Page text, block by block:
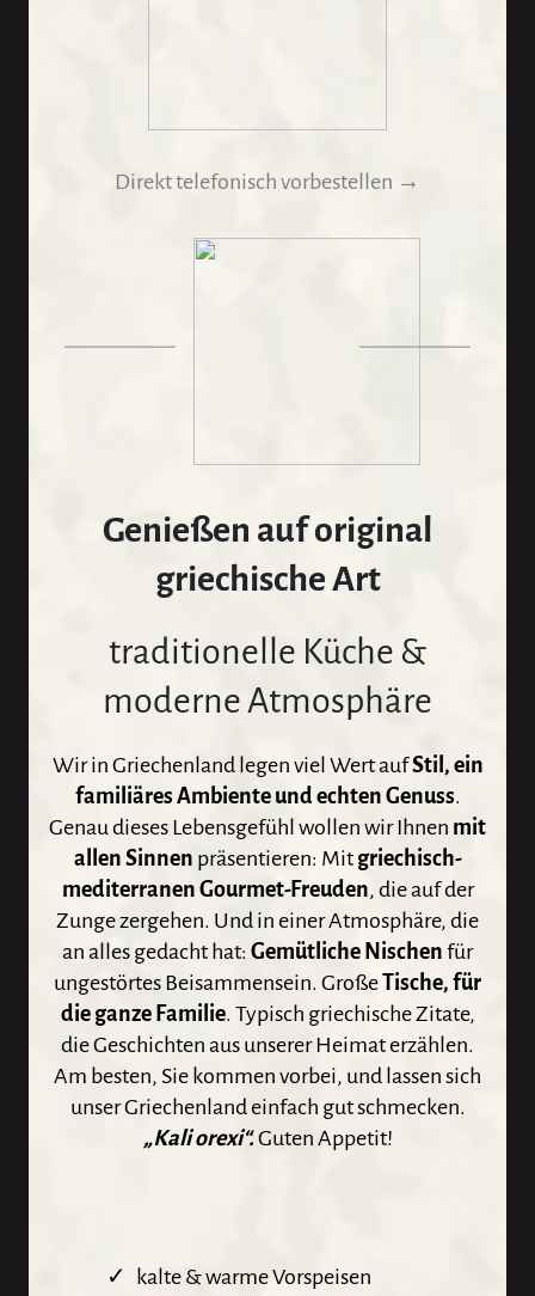
Direkt telefonisch vorbestellen →
Genießen auf original
griechische Art
traditionelle Küche &
moderne Atmosphäre
Wir in Griechenland legen viel Wert aufStil, ein
familiäres Ambiente und echten Genuss.
Genau dieses Lebensgefühl wollen wir Ihnen mit
allen Sinnen präsentieren: Mit griechisch-
mediterranen Gourmet-Freuden, die auf der
Zunge zergehen. Und in einer Atmosphäre, die
an alles gedacht hat: Gemütliche Nischen für
ungestörtes Beisammensein. GroßeTische, für
die ganze Familie. Typisch griechische Zitate,
die Geschichten aus unserer Heimat erzählen.
Am besten, Sie kommen vorbei, und lassen sich
unser Griechenland einfach gut schmecken.
„Kali orexi“.Guten Appetit!
kalte & warme Vorspeisen